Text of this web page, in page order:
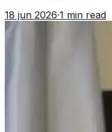
18 jun 2026·1 min read